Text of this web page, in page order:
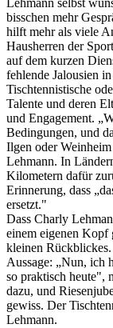
Lehmann selbst
bisschen mehr
hilft mehr als viele
Hausherren der
auf dem kurzen
fehlende Jalousien
Tischtennistische
Talente und deren
und Engagement.
Bedingungen, und
Ilgen oder
Lehmann. In
Kilometern dafür
Erinnerung, dass
ersetzt."
Dass Charly
einem eigenen Kopf
kleinen
Aussage: „Nun, ich
so praktisch heute",
dazu, und
gewiss. Der
Lehmann.